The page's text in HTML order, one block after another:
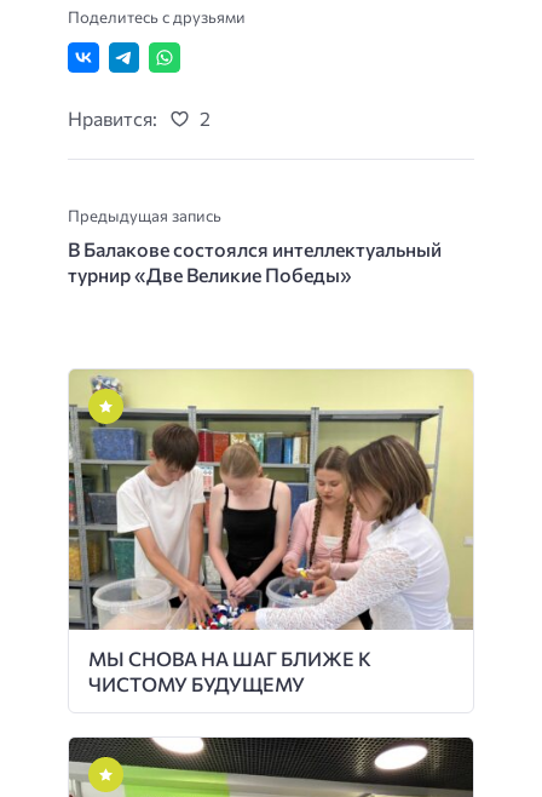
Поделитесь с друзьями
Нравится: 2
Предыдущая запись
В Балакове состоялся интеллектуальный
турнир «Две Великие Победы»
МЫ СНОВА НА ШАГ БЛИЖЕ К
ЧИСТОМУ БУДУЩЕМУ